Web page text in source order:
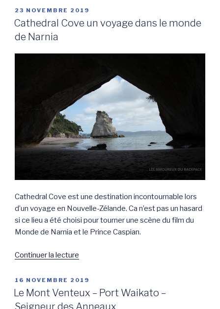
d’Edoras
capitale
–
PUBLIÉ
LE
23 NOVEMBRE 2019
Cathedral Cove un voyage dans le monde
de Narnia
Cathedral Cove est une destination incontournable lors
d’un voyage en Nouvelle-Zélande. Ca n’est pas un hasard
si ce lieu a été choisi pour tourner une scène du film du
Monde de Narnia et le Prince Caspian.
Continuer la lecture
Cove
un
voyage
PUBLIÉ
LE
16 NOVEMBRE 2019
Le Mont Venteux – Port Waikato –
Seigneur des Anneaux